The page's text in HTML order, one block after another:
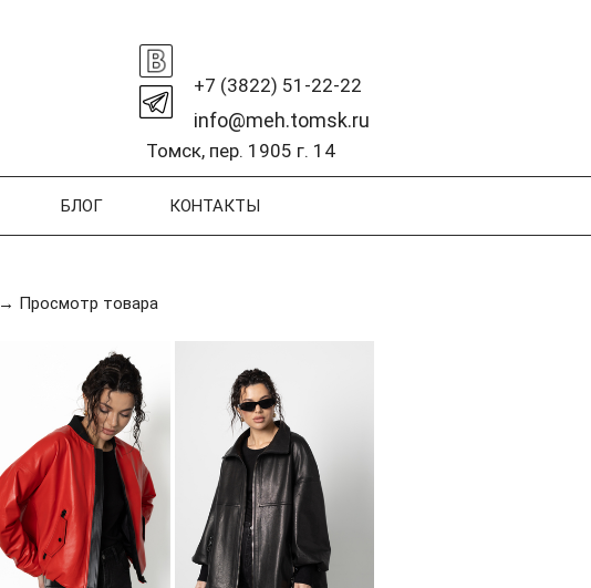
+7 (3822) 51-22-22
info@meh.tomsk.ru
Томск, пер. 1905 г. 14
БЛОГ КОНТАКТЫ
→ Просмотр товара